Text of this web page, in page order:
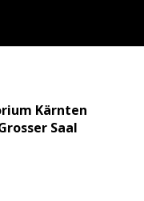
Kärnten
Saal